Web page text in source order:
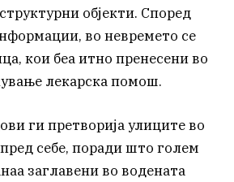
објекти. Според
во невремето се
кои беа итно пренесени во
лекарска помош.
ги претворија улиците во
себе, поради што голем
заглавени во водената